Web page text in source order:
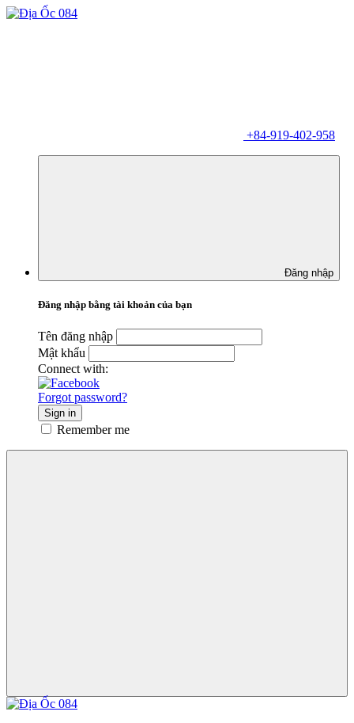
+84-919-402-958
Đăng nhập
Đăng nhập bằng tài khoản của bạn
Tên đăng nhập
Mật khẩu
Connect with:
Forgot password?
Sign in
Remember me